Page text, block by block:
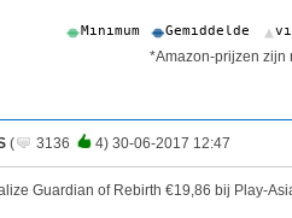
*Amazon-prijzen zijn
( 3136 4) 30-06-2017 12:47
Guardian of Rebirth €19,86 bij Play-